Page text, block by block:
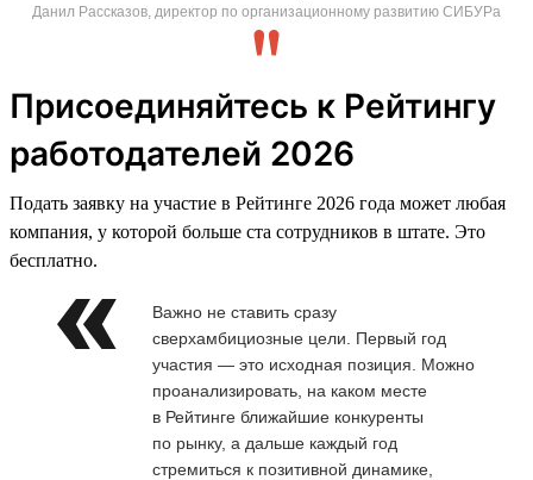
Данил Рассказов, директор по организационному развитию СИБУРа
Присоединяйтесь к Рейтингу
работодателей 2026
Подать заявку на участие в Рейтинге 2026 года может любая
компания, у которой больше ста сотрудников в штате. Это
бесплатно.
Важно не ставить сразу
сверхамбициозные цели. Первый год
участия — это исходная позиция. Можно
проанализировать, на каком месте
в Рейтинге ближайшие конкуренты
по рынку, а дальше каждый год
стремиться к позитивной динамике,